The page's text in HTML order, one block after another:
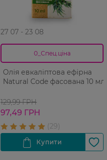
27 07 - 23 08
0_Спец.ціна
Олія евкаліптова ефірна
Natural Code фасована 10 мл
129,99 ГРН
97,49 ГРН